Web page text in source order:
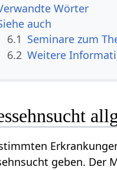
Wörter
auch
6.1 Seminare zum
6.2 Weitere
geben. Der